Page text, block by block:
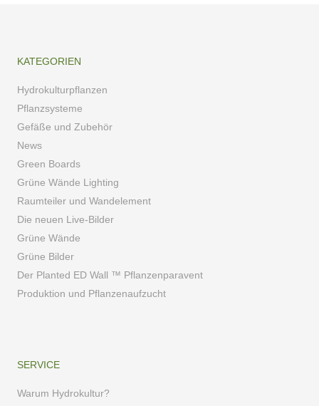
KATEGORIEN
Hydrokulturpflanzen
Pflanzsysteme
Gefäße und Zubehör
News
Green Boards
Grüne Wände Lighting
Raumteiler und Wandelement
Die neuen Live-Bilder
Grüne Wände
Grüne Bilder
Der Planted ED Wall ™ Pflanzenparavent
Produktion und Pflanzenaufzucht
SERVICE
Warum Hydrokultur?